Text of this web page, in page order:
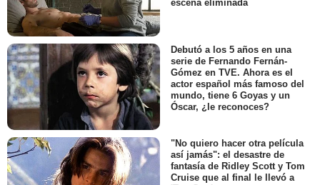
escena eliminada
Debutó a los 5 años en una
serie de Fernando Fernán-
Gómez en TVE. Ahora es el
actor español más famoso del
mundo, tiene 6 Goyas y un
Óscar, ¿le reconoces?
"No quiero hacer otra película
así jamás": el desastre de
fantasía de Ridley Scott y Tom
Cruise que al final le llevó a